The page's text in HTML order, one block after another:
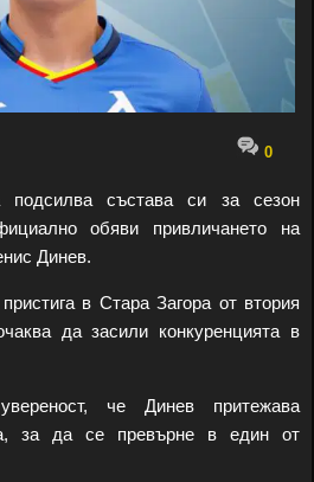
0
подсилва състава си за сезон
обяви привличането на
Динев.
в Стара Загора от втория
да засили конкуренцията в
че Динев притежава
за да се превърне в един от